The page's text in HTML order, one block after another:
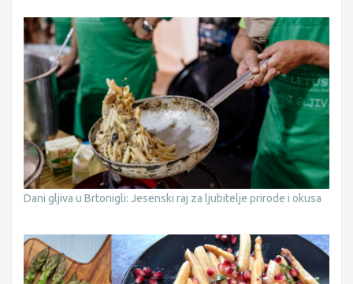
Dani gljiva u Brtonigli: Jesenski raj za ljubitelje prirode i okusa